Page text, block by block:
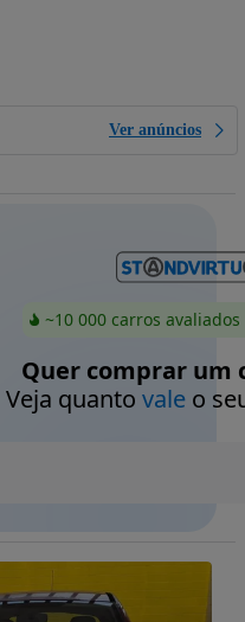
Ver anúncios
~10 000 carros
Quer comprar um
Veja quanto valeo